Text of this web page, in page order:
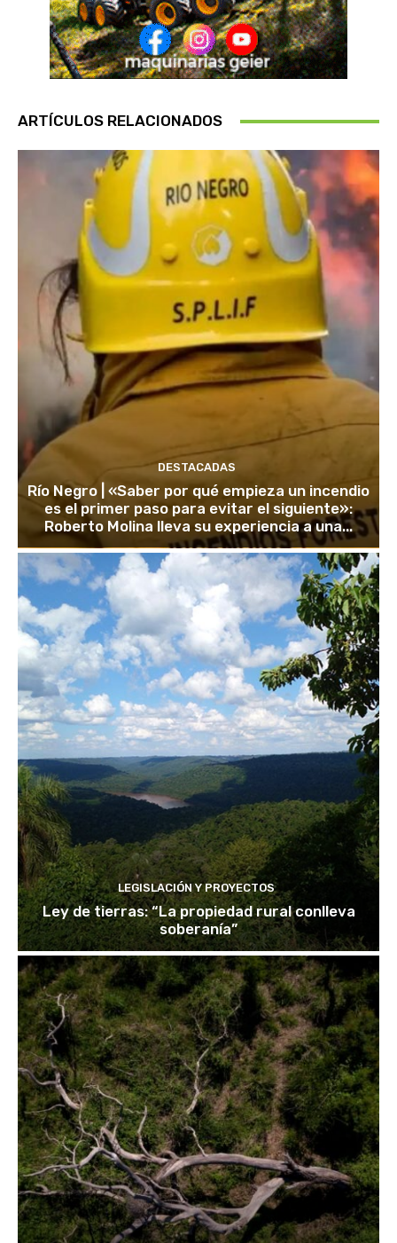
ARTÍCULOS RELACIONADOS
DESTACADAS
Río Negro | «Saber por qué empieza un incendio
es el primer paso para evitar el siguiente»:
Roberto Molina lleva su experiencia a una...
LEGISLACIÓN Y PROYECTOS
Ley de tierras: “La propiedad rural conlleva
soberanía”